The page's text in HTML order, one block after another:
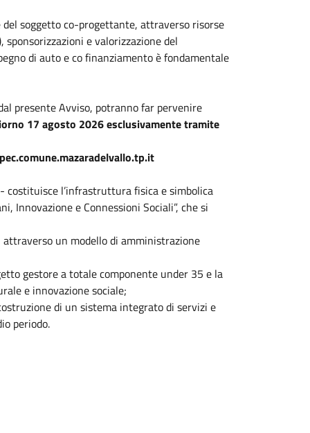
soggetto co-progettante, attraverso risorse
e valorizzazione del
di auto e co finanziamento è fondamentale
presente Avviso, potranno far pervenire
17 agosto 2026 esclusivamente tramite
costituisce l’infrastruttura fisica e simbolica
Innovazione e Connessioni Sociali”, che si
un modello di amministrazione
gestore a totale componente under 35 e la
e innovazione sociale;
di un sistema integrato di servizi e
periodo.